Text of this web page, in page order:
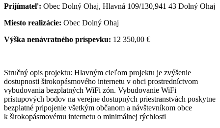
Prijímateľ: Obec Dolný Ohaj, Hlavná 109/130,941 43 Dolný Ohaj
Miesto realizácie: Obec Dolný Ohaj
Výška nenávratného príspevku: 12 350,00 €
Stručný opis projektu: Hlavným cieľom projektu je zvýšenie
dostupnosti širokopásmového internetu v obci prostredníctvom
vybudovania bezplatných WiFi zón. Vybudovanie WiFi
prístupových bodov na verejne dostupných priestranstvách poskytne
bezplatné pripojenie všetkým občanom a návštevníkom obce
k širokopásmovému internetu o minimálnej rýchlosti